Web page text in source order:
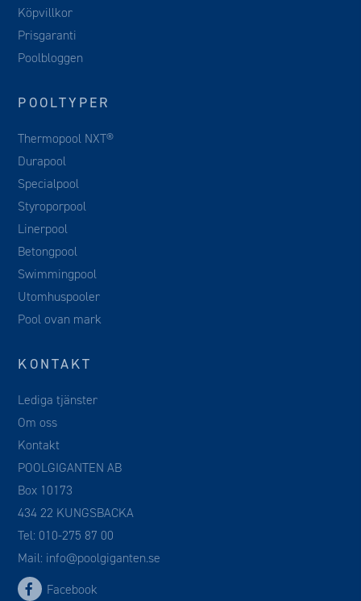
Köpvillkor
Prisgaranti
Poolbloggen
POOLTYPER
Thermopool NXT®
Durapool
Specialpool
Styroporpool
Linerpool
Betongpool
Swimmingpool
Utomhuspooler
Pool ovan mark
KONTAKT
Lediga tjänster
Om oss
Kontakt
POOLGIGANTEN AB
Box 10173
434 22 KUNGSBACKA
Tel:010-275 87 00
Mail: info@poolgiganten.se
Facebook